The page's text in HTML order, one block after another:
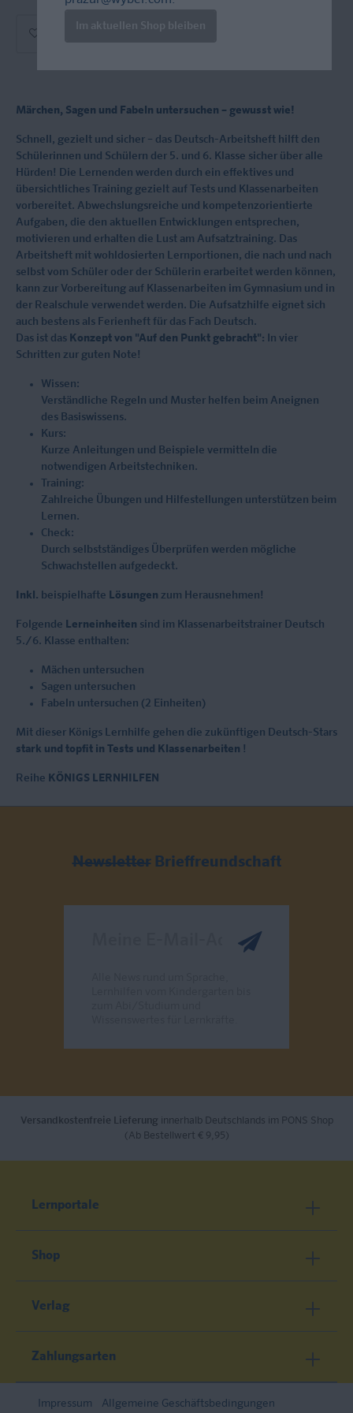
In den Warenkorb
Märchen, Sagen und Fabeln untersuchen – gewusst wie!
Schnell, gezielt und sicher – das Deutsch-Arbeitsheft hilft den
Schülerinnen und Schülern der 5. und 6. Klasse sicher über alle
Hürden! Die Lernenden werden durch ein effektives und
übersichtliches Training gezielt auf Tests und Klassenarbeiten
vorbereitet. Abwechslungsreiche und kompetenzorientierte
Aufgaben, die den aktuellen Entwicklungen entsprechen,
motivieren und erhalten die Lust am Aufsatztraining. Das
Arbeitsheft mit wohldosierten Lernportionen, die nach und nach
selbst vom Schüler oder der Schülerin erarbeitet werden können,
kann zur Vorbereitung auf Klassenarbeiten im Gymnasium und in
der Realschule verwendet werden. Die Aufsatzhilfe eignet sich
auch bestens als Ferienheft für das Fach Deutsch.
Das ist das Konzept von "Auf den Punkt gebracht": In vier
Schritten zur guten Note!
Wissen:
Verständliche Regeln und Muster helfen beim Aneignen
des Basiswissens.
Kurs:
Kurze Anleitungen und Beispiele vermitteln die
notwendigen Arbeitstechniken.
Training:
Zahlreiche Übungen und Hilfestellungen unterstützen beim
Lernen.
Check:
Durch selbstständiges Überprüfen werden mögliche
Schwachstellen aufgedeckt.
Inkl. beispielhafte Lösungen zum Herausnehmen!
Folgende Lerneinheiten sind im Klassenarbeitstrainer Deutsch
5./6. Klasse enthalten:
Mächen untersuchen
Sagen untersuchen
Fabeln untersuchen (2 Einheiten)
Mit dieser Königs Lernhilfe gehen die zukünftigen Deutsch-Stars
stark und topfit in Tests und Klassenarbeiten !
Reihe KÖNIGS LERNHILFEN
Newsletter Brieffreundschaft
Versandkostenfreie Lieferung innerhalb Deutschlands im PONS Shop
(Ab Bestellwert € 9,95)
Lernportale
Shop
Verlag
Zahlungsarten
Impressum Allgemeine Geschäftsbedingungen
Im aktuellen Shop bleiben